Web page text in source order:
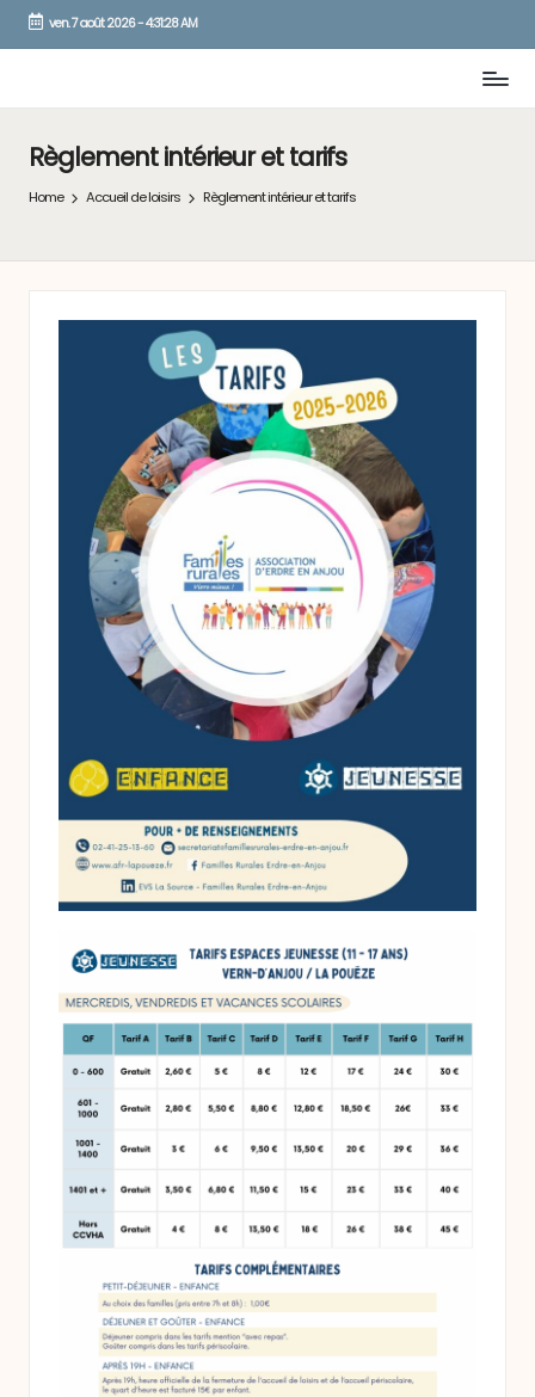
Skip
ven. 7 août 2026-4:31:28 AM
Règlement intérieur et tarifs
Home Accueil de loisirs Règlement intérieur et tarifs